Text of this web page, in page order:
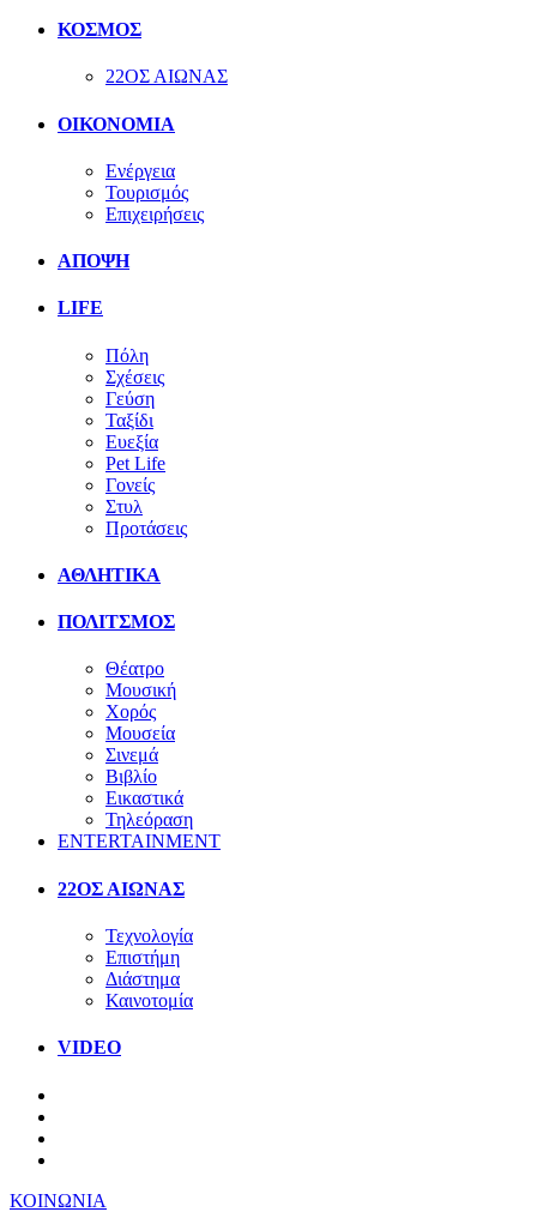
ΚΟΣΜΟΣ
22ΟΣ ΑΙΩΝΑΣ
ΟΙΚΟΝΟΜΙΑ
Ενέργεια
Τουρισμός
Επιχειρήσεις
ΑΠΟΨΗ
LIFE
Πόλη
Σχέσεις
Γεύση
Ταξίδι
Ευεξία
Pet Life
Γονείς
Στυλ
Προτάσεις
ΑΘΛΗΤΙΚΑ
ΠΟΛΙΤΣΜΟΣ
Θέατρο
Μουσική
Χορός
Μουσεία
Σινεμά
Βιβλίο
Εικαστικά
Τηλεόραση
ENTERTAINMENT
22ΟΣ ΑΙΩΝΑΣ
Τεχνολογία
Επιστήμη
Διάστημα
Καινοτομία
VIDEO
ΚΟΙΝΩΝΙΑ